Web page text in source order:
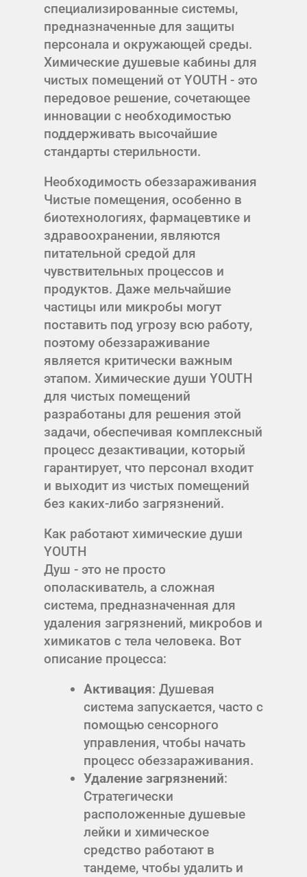
специализированные системы,
предназначенные для защиты
персонала и окружающей среды.
Химические душевые кабины для
чистых помещений от YOUTH - это
передовое решение, сочетающее
инновации с необходимостью
поддерживать высочайшие
стандарты стерильности.
Необходимость обеззараживания
Чистые помещения, особенно в
биотехнологиях, фармацевтике и
здравоохранении, являются
питательной средой для
чувствительных процессов и
продуктов. Даже мельчайшие
частицы или микробы могут
поставить под угрозу всю работу,
поэтому обеззараживание
является критически важным
этапом. Химические души YOUTH
для чистых помещений
разработаны для решения этой
задачи, обеспечивая комплексный
процесс дезактивации, который
гарантирует, что персонал входит
и выходит из чистых помещений
без каких-либо загрязнений.
Как работают химические души
YOUTH
Душ - это не просто
ополаскиватель, а сложная
система, предназначенная для
удаления загрязнений, микробов и
химикатов с тела человека. Вот
описание процесса:
Активация: Душевая
система запускается, часто с
помощью сенсорного
управления, чтобы начать
процесс обеззараживания.
Удаление загрязнений:
Стратегически
расположенные душевые
лейки и химическое
средство работают в
тандеме, чтобы удалить и